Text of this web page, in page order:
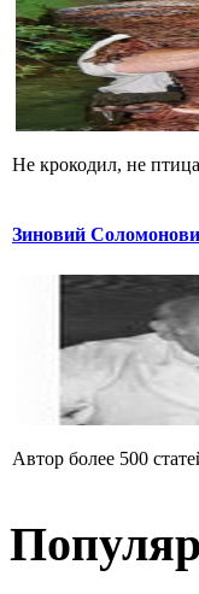
Не крокодил, не
Зиновий
Автор более 500